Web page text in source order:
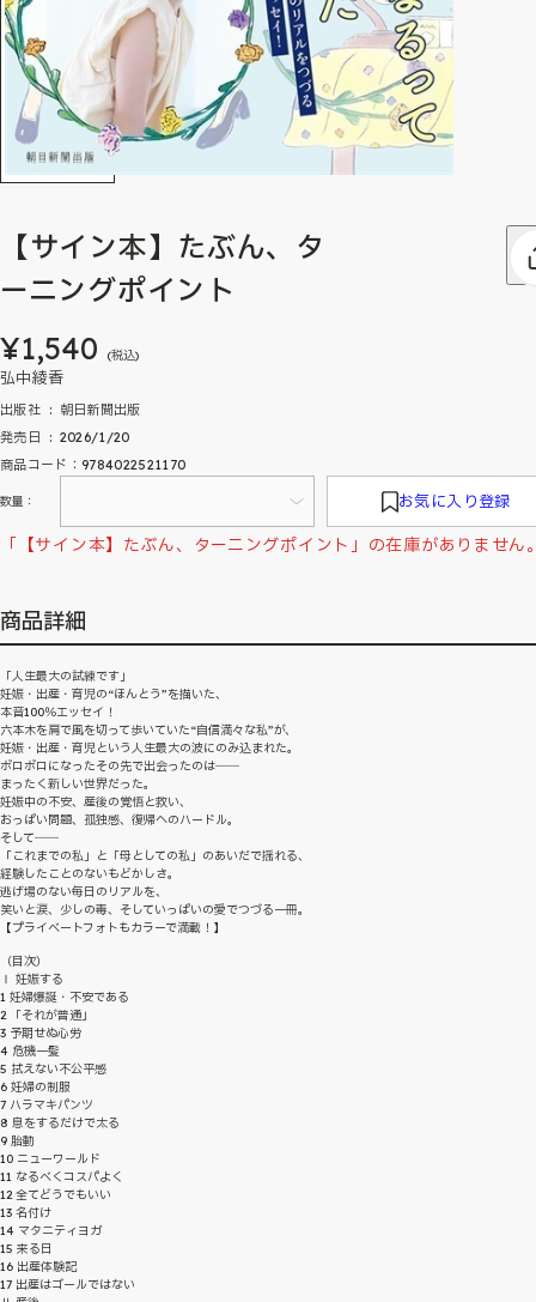
【サイン本】たぶん、タ
ーニングポイント
¥1,540 (税込)
弘中綾香
出版社 ‏ : ‎ 朝日新聞出版
発売日 ‏ : ‎ 2026/1/20
商品コード：9784022521170
数量： お気に入り登録
「【サイン本】たぶん、ターニングポイント」の在庫がありません
商品詳細
「人生最大の試練です」
妊娠・出産・育児の“ほんとう”を描いた、
本音100％エッセイ！
六本木を肩で風を切って歩いていた“自信満々な私”が、
妊娠・出産・育児という人生最大の波にのみ込まれた。
ボロボロになったその先で出会ったのは――
まったく新しい世界だった。
妊娠中の不安、産後の覚悟と救い、
おっぱい問題、孤独感、復帰へのハードル。
そして――
「これまでの私」と「母としての私」のあいだで揺れる、
経験したことのないもどかしさ。
逃げ場のない毎日のリアルを、
笑いと涙、少しの毒、そしていっぱいの愛でつづる一冊。
【プライベートフォトもカラーで満載！】
（目次）
Ⅰ 妊娠する
1 妊婦爆誕・不安である
2 「それが普通」
3 予期せぬ心労
4 危機一髪
5 拭えない不公平感
6 妊婦の制服
7 ハラマキパンツ
8 息をするだけで太る
9 胎動
10 ニューワールド
11 なるべくコスパよく
12 全てどうでもいい
13 名付け
14 マタニティヨガ
15 来る日
16 出産体験記
17 出産はゴールではない